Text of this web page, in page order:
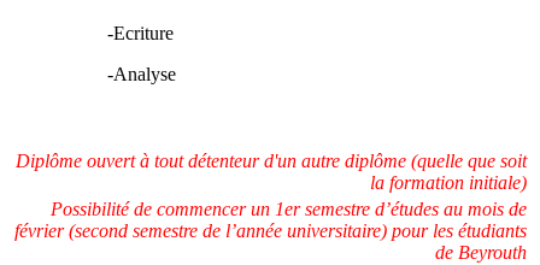
-Ecriture
-Analyse
Diplôme ouvert à tout détenteur d'un autre diplôme (quelle que soit
la formation initiale)
Possibilité de commencer un 1er semestre d’études au mois de
février (second semestre de l’année universitaire) pour les étudiants
de Beyrouth